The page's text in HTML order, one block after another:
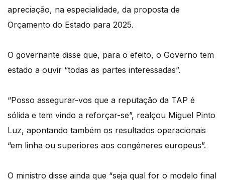
apreciação, na especialidade, da proposta de
Orçamento do Estado para 2025.
O governante disse que, para o efeito, o Governo tem
estado a ouvir “todas as partes interessadas”.
“Posso assegurar-vos que a reputação da TAP é
sólida e tem vindo a reforçar-se”, realçou Miguel Pinto
Luz, apontando também os resultados operacionais
“em linha ou superiores aos congéneres europeus”.
O ministro disse ainda que “seja qual for o modelo final